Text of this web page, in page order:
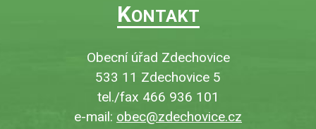
KONTAKT
Obecní úřad Zdechovice
533 11 Zdechovice 5
tel./fax 466 936 101
e-mail: obec@zdechovice.cz